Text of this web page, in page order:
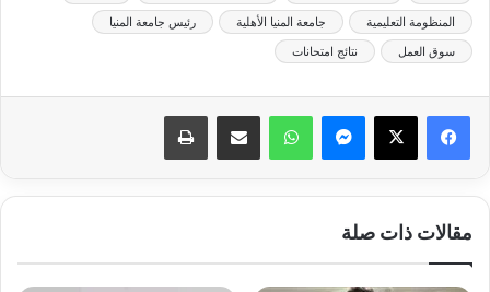
المنظومة التعليمية
جامعة المنيا الأهلية
رئيس جامعة المنيا
سوق العمل
نتائج امتحانات
ماسنجر واتساب مشاركة عبر البريد طباعة
مقالات ذات صلة